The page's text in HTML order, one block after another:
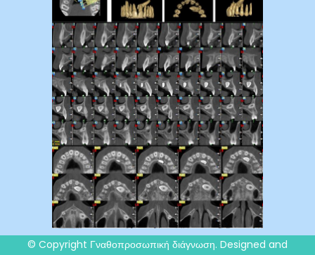
© Copyright Γναθοπροσωπική διάγνωση. Designed and